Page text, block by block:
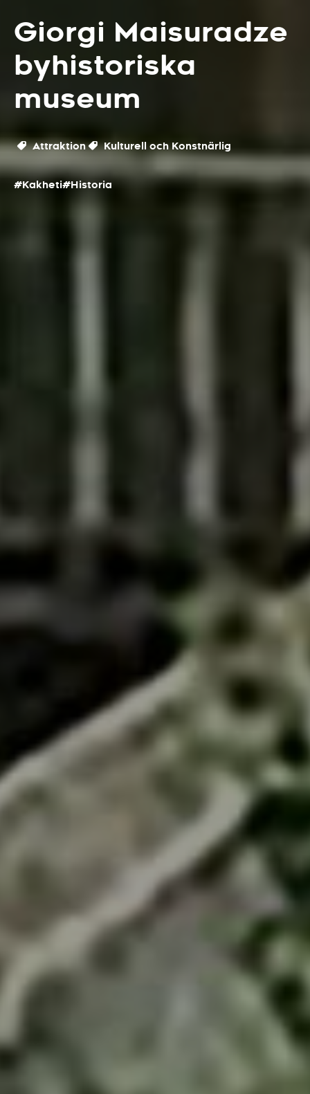
Giorgi Maisuradze
byhistoriska
museum
Attraktion Kulturell och Konstnärlig
#Kakheti#Historia